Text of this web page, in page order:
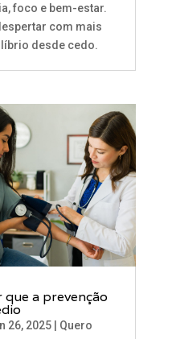
foco e bem-estar.
com mais
desde cedo.
que a prevenção
26, 2025| Quero